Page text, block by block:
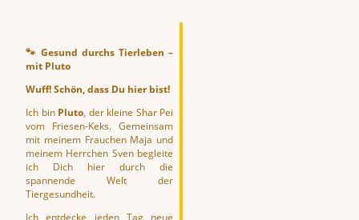
🐾 Gesund durchs Tierleben –
mit Pluto
Wuff! Schön, dass Du hier bist!
Ich bin Pluto, der kleine Shar Pei
vom Friesen-Keks. Gemeinsam
mit meinem Frauchen Maja und
meinem Herrchen Sven begleite
ich Dich hier durch die
spannende Welt der
Tiergesundheit.